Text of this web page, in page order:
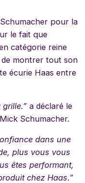
pour la
le fait que
catégorie reine
de montrer tout son
écurie Haas entre
grille.” a déclaré le
Schumacher.
dans une
plus vous vous
êtes performant,
chez Haas.”